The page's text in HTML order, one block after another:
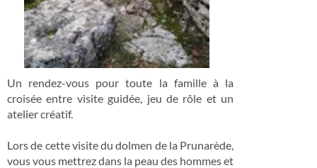
Un rendez-vous pour toute la famille à la
croisée entre visite guidée, jeu de rôle et un
atelier créatif.
Lors de cette visite du dolmen de la Prunarède,
vous vous mettrez dans la peau des hommes et